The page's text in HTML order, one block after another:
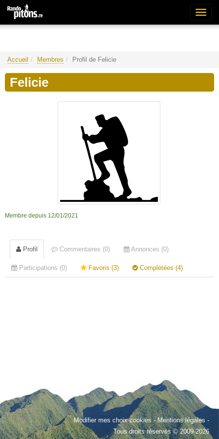
Accueil Membres Profil de Felicie
Felicie
Membre depuis 12/01/2021
Profil Commentaires (0) Annonces (0)
Participations (0) Favoris (3) Complétées (4)
Modifier mes choix cookies-Mentions légales -
Tous droits réservés © 2009-2026